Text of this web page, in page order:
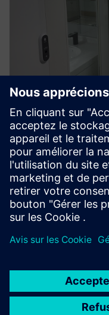
Le système Air-Lock
empêche la
bactéries, les rayons
verrouillables.
En savoir plus